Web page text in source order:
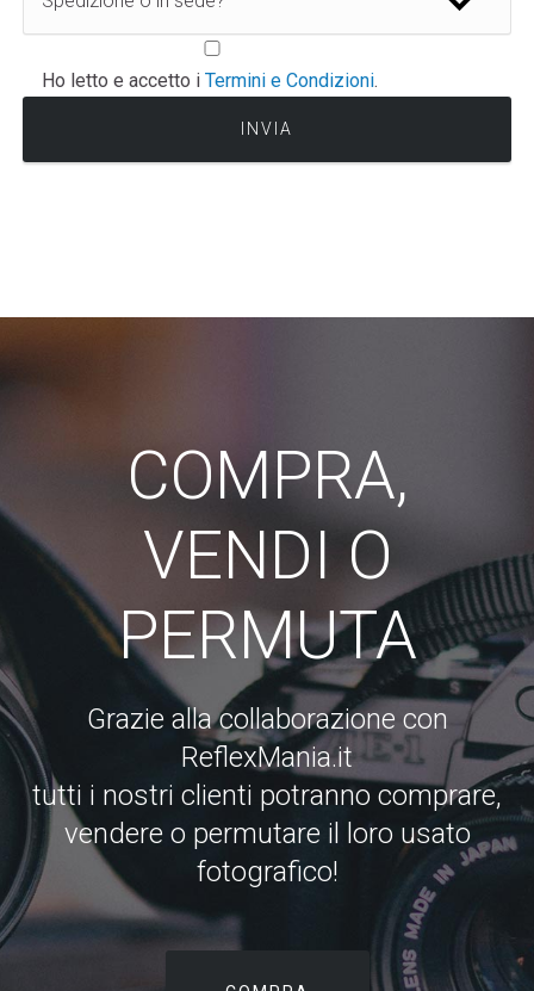
Ho letto e accetto iTermini e Condizioni.
COMPRA,
VENDI O
PERMUTA
Grazie alla collaborazione con
ReflexMania.it
tutti i nostri clienti potranno comprare,
vendere o permutare il loro usato
fotografico!